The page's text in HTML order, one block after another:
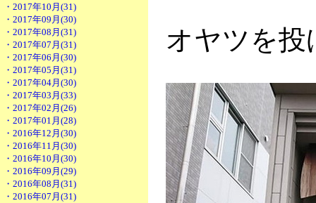
・2017年10月(31)
・2017年09月(30)
・2017年08月(31)
・2017年07月(31)
・2017年06月(30)
・2017年05月(31)
・2017年04月(30)
・2017年03月(33)
・2017年02月(26)
・2017年01月(28)
・2016年12月(30)
・2016年11月(30)
・2016年10月(30)
・2016年09月(29)
・2016年08月(31)
・2016年07月(31)
オヤツを投